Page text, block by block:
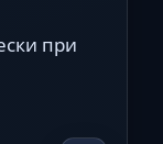
при